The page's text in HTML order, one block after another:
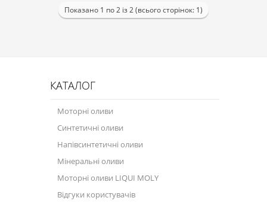
Показано 1 по 2 із 2 (всього сторінок: 1)
КАТАЛОГ
Моторні оливи
Синтетичні оливи
Напівсинтетичні оливи
Мінеральні оливи
Моторні оливи LIQUI MOLY
Відгуки користувачів